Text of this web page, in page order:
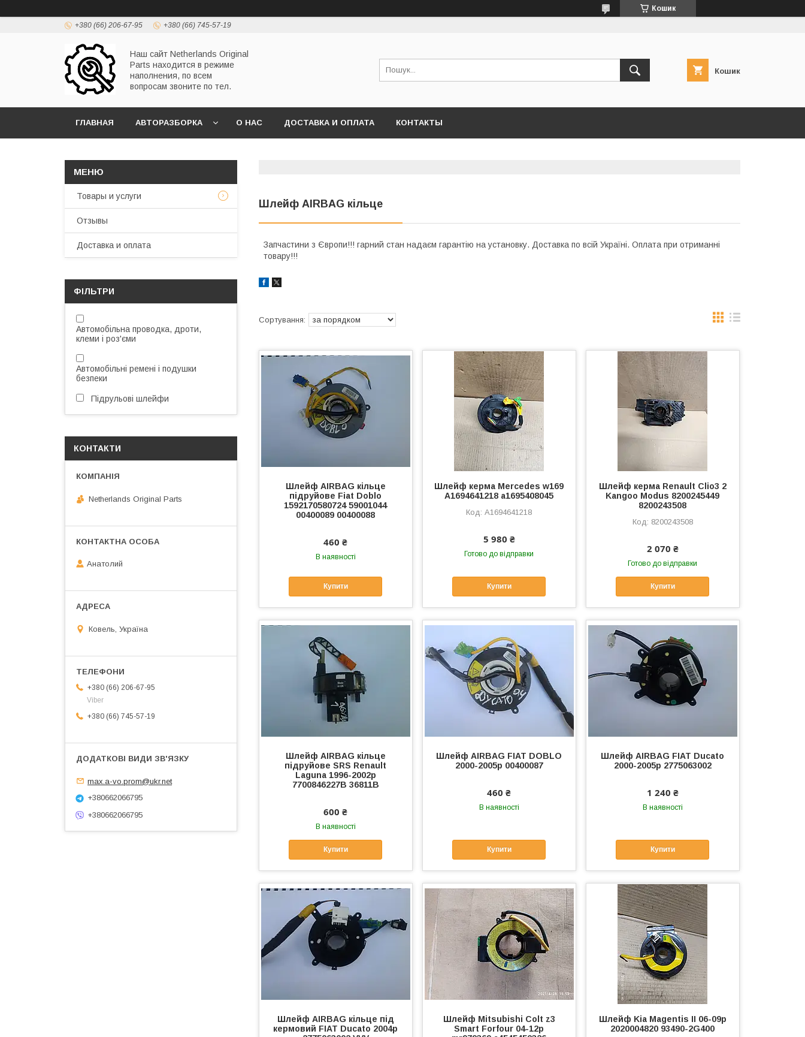
Кошик
+380 (66) 206-67-95 +380 (66) 745-57-19
Наш сайт Netherlands Original
Parts находится в режиме
наполнения, по всем
вопросам звоните по тел.
Кошик
ГЛАВНАЯ АВТОРАЗБОРКА О НАС ДОСТАВКА И ОПЛАТА КОНТАКТЫ
Шлейф AIRBAG кільце
Запчастини з Європи!!! гарний стан надаєм гарантію на установку. Доставка по всій Україні. Оплата при отриманні
товару!!!
Шлейф AIRBAG кільце
підруйове Fiat Doblo
1592170580724 59001044
00400089 00400088
460 ₴
В наявності
Купити
Шлейф керма Mercedes w169
A1694641218 a1695408045
A1694641218
5 980 ₴
Готово до відправки
Купити
Шлейф керма Renault Clio3 2
Kangoo Modus 8200245449
8200243508
8200243508
2 070 ₴
Готово до відправки
Купити
Шлейф AIRBAG кільце
підруйове SRS Renault
Laguna 1996-2002p
7700846227B 36811B
600 ₴
В наявності
Купити
Шлейф AIRBAG FIAT DOBLO
2000-2005p 00400087
460 ₴
В наявності
Купити
Шлейф AIRBAG FIAT Ducato
2000-2005p 2775063002
1 240 ₴
В наявності
Купити
Шлейф AIRBAG кільце під
кермовий FIAT Ducato 2004p
Шлейф Mitsubishi Colt z3
Smart Forfour 04-12р
Шлейф Kia Magentis II 06-09р
2020004820 93490-2G400
Товары и услуги
Отзывы
Доставка и оплата
ФІЛЬТРИ
Автомобільна проводка, дроти,
клеми і роз'єми
Автомобільні ремені і подушки
безпеки
Підрульові шлейфи
КОНТАКТИ
Netherlands Original Parts
Анатолий
Ковель, Україна
+380 (66) 206-67-95
Viber
+380 (66) 745-57-19
max.a-vo.prom@ukr.net
+380662066795
+380662066795